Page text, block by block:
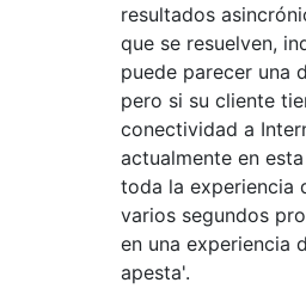
resultados
que se resuelven,
puede parecer una
pero si su cliente
conectividad a
actualmente en
toda la experiencia
varios segundos
en una experiencia
apesta'.